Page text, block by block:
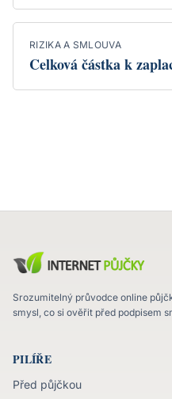
RIZIKA A SMLOUVA
Celková částka k
Srozumitelný průvodce online
smysl, co si ověřit před podpisem
PILÍŘE
Před půjčkou